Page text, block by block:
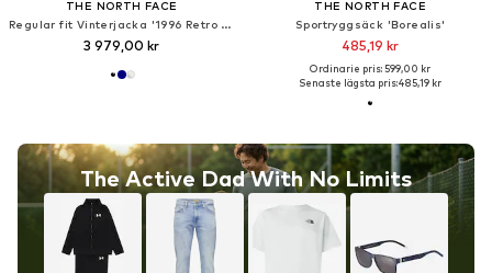
THE NORTH FACE
Regular fit Vinterjacka '1996 Retro Nuptse'
3 979,00 kr
The Active Dad With No Limits
THE NORTH FACE
Sportryggsäck 'Borealis'
485,19 kr
Ordinarie pris: 599,00 kr
Senaste lägsta pris:485,19 kr